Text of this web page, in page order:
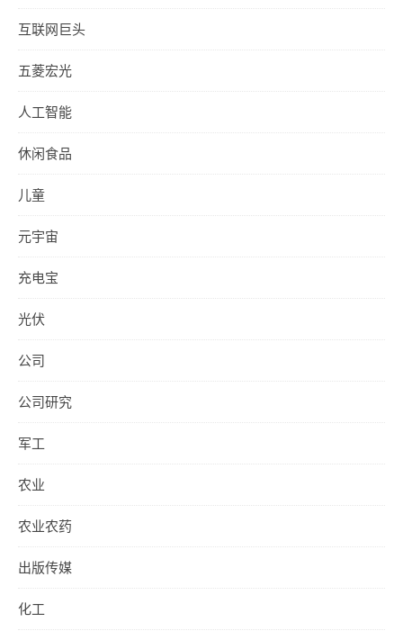
互联网巨头
五菱宏光
人工智能
休闲食品
儿童
元宇宙
充电宝
光伏
公司
公司研究
军工
农业
农业农药
出版传媒
化工